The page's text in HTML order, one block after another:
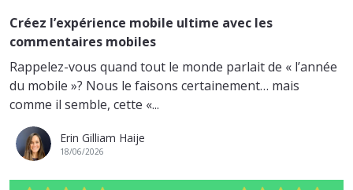
Créez l’expérience mobile ultime avec les
commentaires mobiles
Rappelez-vous quand tout le monde parlait de « l’année
du mobile »? Nous le faisons certainement… mais
comme il semble, cette «...
Erin Gilliam Haije
18/06/2026